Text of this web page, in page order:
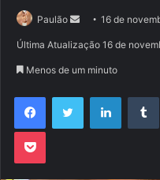
Paulão
Mande
mail
16 de
Última Atualização 16 de
Menos de um minuto
FacebookTwitter Linkedin
Pocket